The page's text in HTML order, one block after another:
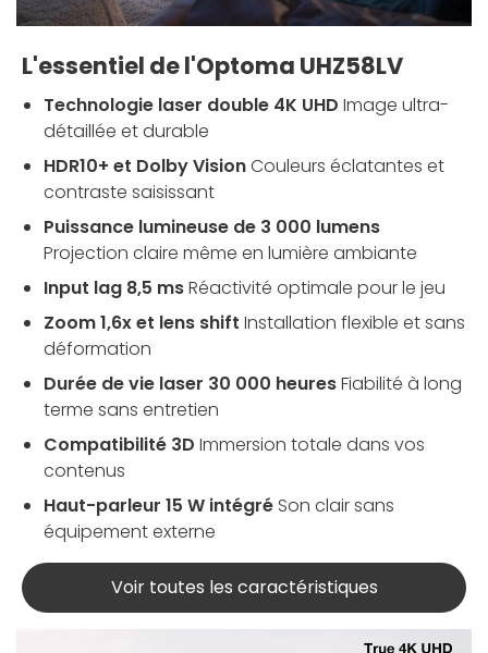
L'essentiel de l'Optoma UHZ58LV
Technologie laser double 4K UHD Image ultra-
détaillée et durable
HDR10+ et Dolby VisionCouleurs éclatantes et
contraste saisissant
Puissance lumineuse de 3 000 lumens
Projection claire même en lumière ambiante
Input lag 8,5 msRéactivité optimale pour le jeu
Zoom 1,6x et lens shift Installation flexible et sans
déformation
Durée de vie laser 30 000 heuresFiabilité à long
terme sans entretien
Compatibilité 3D Immersion totale dans vos
contenus
Haut-parleur 15 W intégré Son clair sans
équipement externe
Voir toutes les caractéristiques